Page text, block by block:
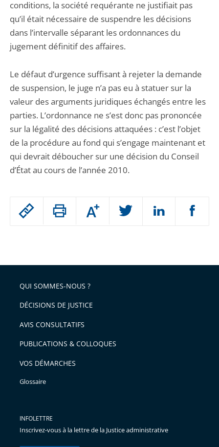
Passer
arriver
après
Augmenter
ou
l'article
pour
avant
conditions, la société requérante ne justifiait pas
qu’il était nécessaire de suspendre les décisions
dans l’intervalle séparant les ordonnances du
jugement définitif des affaires.
Le défaut d’urgence suffisant à rejeter la demande
de suspension, le juge n’a pas eu à statuer sur la
valeur des arguments juridiques échangés entre les
parties. L’ordonnance ne s’est donc pas prononcée
sur la légalité des décisions attaquées : c’est l’objet
de la procédure au fond qui s’engage maintenant et
qui devrait déboucher sur une décision du Conseil
d’État au cours de l’année 2010.
QUI SOMMES-NOUS ?
DÉCISIONS DE JUSTICE
AVIS CONSULTATIFS
PUBLICATIONS & COLLOQUES
VOS DÉMARCHES
Glossaire
INFOLETTRE
Inscrivez-vous à la lettre de la Justice administrative